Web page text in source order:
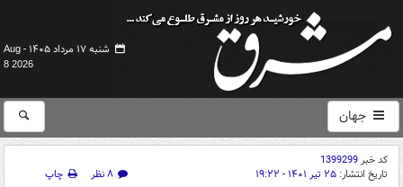
شنبه ۱۷ مرداد ۱۴۰۵ -
Aug
8 2026
جهان
کد خبر1399299
تاریخ انتشار: ۲۵ تیر ۱۴۰۱ - ۱۹:۲۲ ۸ نظر
چاپ